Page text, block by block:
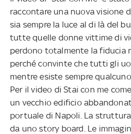
raccontare una nuova visione
sia sempre la luce al di là del
tutte quelle donne vittime di
perdono totalmente la fiducia
perché convinte che tutti gli
mentre esiste sempre
Per il video di Stai con me
un vecchio edificio
portuale di Napoli. La
da uno story board. Le